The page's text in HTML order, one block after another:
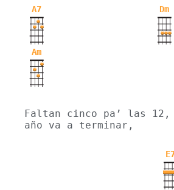
A7 Dm
Am
Faltan cinco pa’ las
año va a terminar,